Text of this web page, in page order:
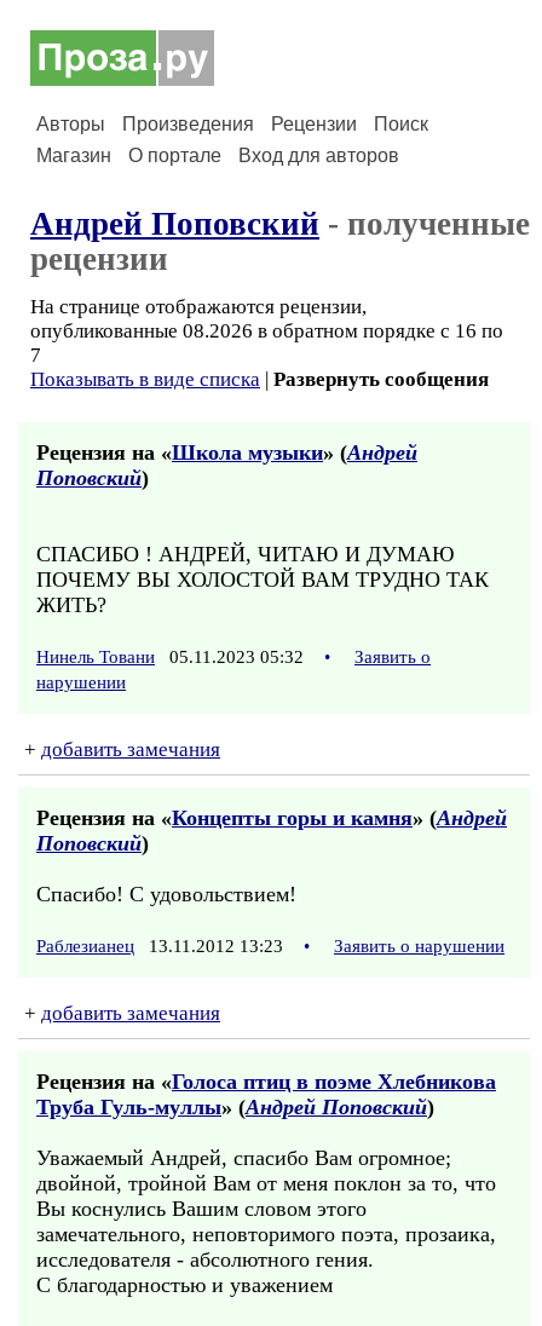
Авторы Произведения Рецензии
Поиск
Магазин
О портале Вход для авторов
Андрей Поповский - полученные
рецензии
На странице отображаются рецензии,
опубликованные 08.2026 в обратном порядке с 16 по
7
Показывать в виде списка | Развернуть сообщения
Рецензия на «Школа музыки» (Андрей
Поповский)
СПАСИБО ! АНДРЕЙ, ЧИТАЮ И ДУМАЮ
ПОЧЕМУ ВЫ ХОЛОСТОЙ ВАМ ТРУДНО ТАК
ЖИТЬ?
Нинель Товани 05.11.2023 05:32 •
Заявить о
нарушении
+ добавить замечания
Рецензия на «Концепты горы и камня» (Андрей
Поповский)
Спасибо! С удовольствием!
Раблезианец 13.11.2012 13:23 • Заявить о нарушении
+ добавить замечания
Рецензия на «Голоса птиц в поэме Хлебникова
Труба Гуль-муллы» (Андрей Поповский)
Уважаемый Андрей, спасибо Вам огромное;
двойной, тройной Вам от меня поклон за то, что
Вы коснулись Вашим словом этого
замечательного, неповторимого поэта, прозаика,
исследователя - абсолютного гения.
С благодарностью и уважением